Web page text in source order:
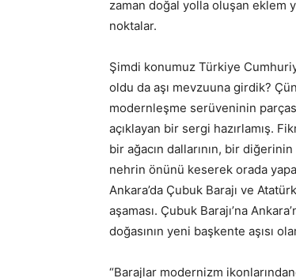
zaman doğal yolla oluşan eklem
noktalar.
Şimdi konumuz Türkiye
oldu da aşı mevzuuna girdik?
modernleşme serüveninin
açıklayan bir sergi hazırlamış.
bir ağacın dallarının, bir
nehrin önünü keserek orada
Ankara’da Çubuk Barajı ve
aşaması. Çubuk Barajı’na
doğasının yeni başkente aşısı
“Barajlar modernizm